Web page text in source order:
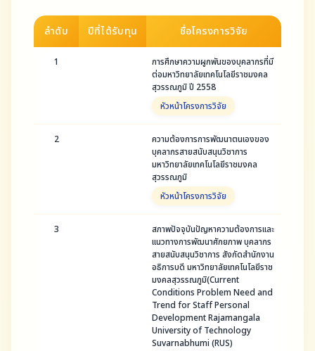
ลำดับ ปีที่ได้รับทุน ชื่อโครงการวิจัย
1
การศึกษาความผูกพันของบุคลากรที่มี
ต่อมหาวิทยาลัยเทคโนโลยีราชมงคล
สุวรรณภูมิ ปี 2558
หัวหน้าโครงการวิจัย
2
ความต้องการการพัฒนาตนเองของ
บุคลากรสายสนับสนุนวิชาการ
มหาวิทยาลัยเทคโนโลยีราชมงคล
สุวรรณภูมิ
หัวหน้าโครงการวิจัย
3
สภาพปัจจุบันปัญหาความต้องการและ
แนวทางการพัฒนาศักยภาพ บุคลากร
สายสนับสนุนวิชาการ สังกัดสำนักงาน
อธิการบดี มหาวิทยาลัยเทคโนโลยีราช
มงคลสุวรรณภูมิ(Current
Conditions Problem Need and
Trend for Staff Personal
Development Rajamangala
University of Technology
Suvarnabhumi (RUS)